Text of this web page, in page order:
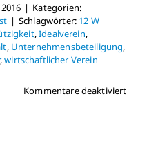
| Kategorien:
| Schlagwörter: 12 W
,Idealverein,
, Unternehmensbeteiligung,
,wirtschaftlicher Verein
Kommentare deaktiviertfür